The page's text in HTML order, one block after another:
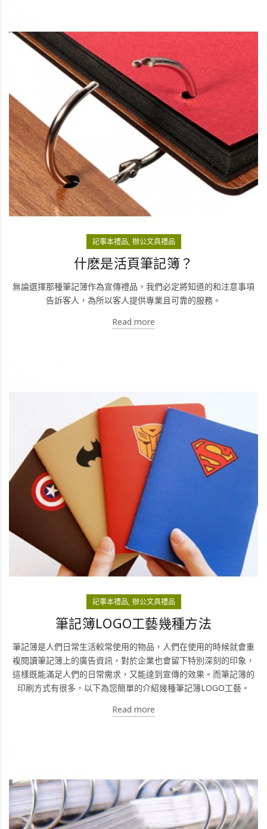
記事本禮品 辦公文具禮品
什麽是活頁筆記簿？
無論選擇那種筆記簿作為宣傳禮品，我們必定將知道的和注意事項
告訴客人，為所以客人提供專業且可靠的服務。
Read more
記事本禮品 辦公文具禮品
筆記簿LOGO工藝幾種方法
筆記簿是人們日常生活較常使用的物品，人們在使用的時候就會重
複閱讀筆記簿上的廣告資訊，對於企業也會留下特別深刻的印象，
這樣既能滿足人們的日常需求，又能達到宣傳的效果。而筆記簿的
印刷方式有很多，以下為您簡單的介紹幾種筆記簿LOGO工藝。
Read more